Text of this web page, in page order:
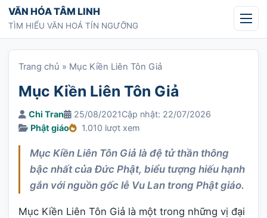
Chuyển tới nội dung
VĂN HÓA TÂM LINH
TÌM HIỂU VĂN HOÁ TÍN NGƯỠNG
Trang chủ » Mục Kiền Liên Tôn Giả
Mục Kiền Liên Tôn Giả
Chi Tran 25/08/2021Cập nhật: 22/07/2026
Phật giáo
1.010 lượt xem
Mục Kiền Liên Tôn Giả là đệ tử thần thông
bậc nhất của Đức Phật, biểu tượng hiếu hạnh
gắn với nguồn gốc lễ Vu Lan trong Phật giáo.
Mục Kiền Liên Tôn Giả là một trong những vị đại